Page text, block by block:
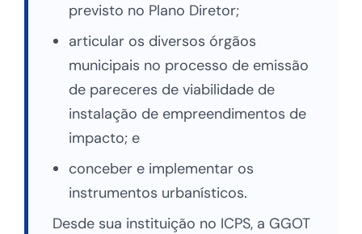
previsto no Plano Diretor;
articular os diversos órgãos
municipais no processo de emissão
de pareceres de viabilidade de
instalação de empreendimentos de
impacto; e
conceber e implementar os
instrumentos urbanísticos.
Desde sua instituição no ICPS, a GGOT